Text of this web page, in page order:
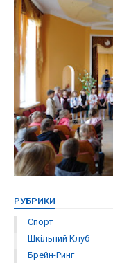
РУБРИКИ
Спорт
Шкільний Клуб
Брейн-Ринг